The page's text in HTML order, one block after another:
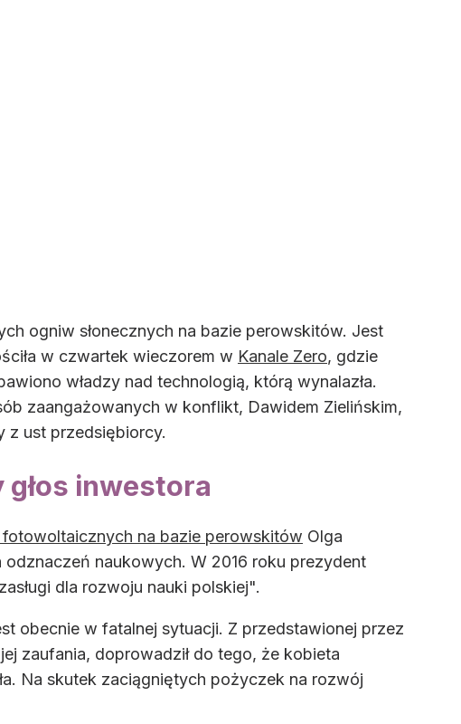
ogniw słonecznych na bazie perowskitów. Jest
w czwartek wieczorem w Kanale Zero, gdzie
władzy nad technologią, którą wynalazła.
zaangażowanych w konflikt, Dawidem Zielińskim,
z ust przedsiębiorcy.
inwestora
na bazie perowskitów Olga
naukowych. W 2016 roku prezydent
dla rozwoju nauki polskiej".
obecnie w fatalnej sytuacji. Z przedstawionej przez
zaufania, doprowadził do tego, że kobieta
Na skutek zaciągniętych pożyczek na rozwój